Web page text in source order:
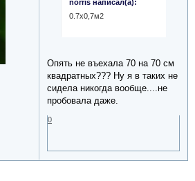
norris написал(а):
0.7х0,7м2
Опять не въехала 70 на 70 см
квадратных??? Ну я в таких не
сидела никогда вообще....не
пробовала даже.
0